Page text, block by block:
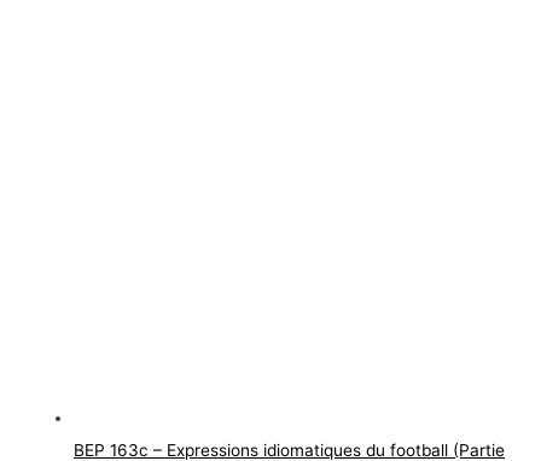
BEP 163c – Expressions idiomatiques du football (Partie